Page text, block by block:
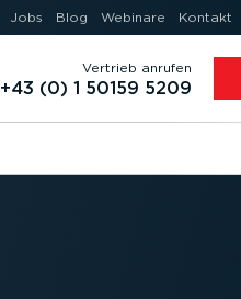
Jobs Blog Webinare Kontakt
Vertrieb anrufen
+43 (0) 1 50159 5209